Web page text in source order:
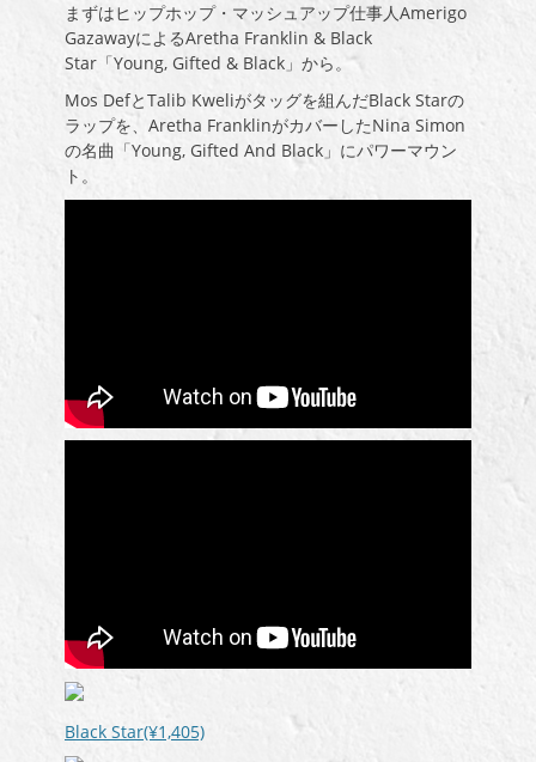
まずはヒップホップ・マッシュアップ仕事人Amerigo
GazawayによるAretha Franklin & Black
Star「Young, Gifted & Black」から。
Mos DefとTalib Kweliがタッグを組んだBlack Starの
ラップを、 Aretha FranklinがカバーしたNina Simon
の名曲「Young, Gifted And Black」にパワーマウン
ト。
Black Star(¥1,405)